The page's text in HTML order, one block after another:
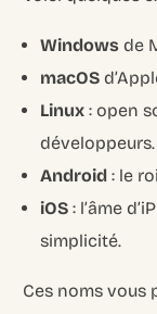
Windows de
macOS
Linux : open
développeurs.
Android : le
iOS : l’âme
simplicité.
Ces noms vous